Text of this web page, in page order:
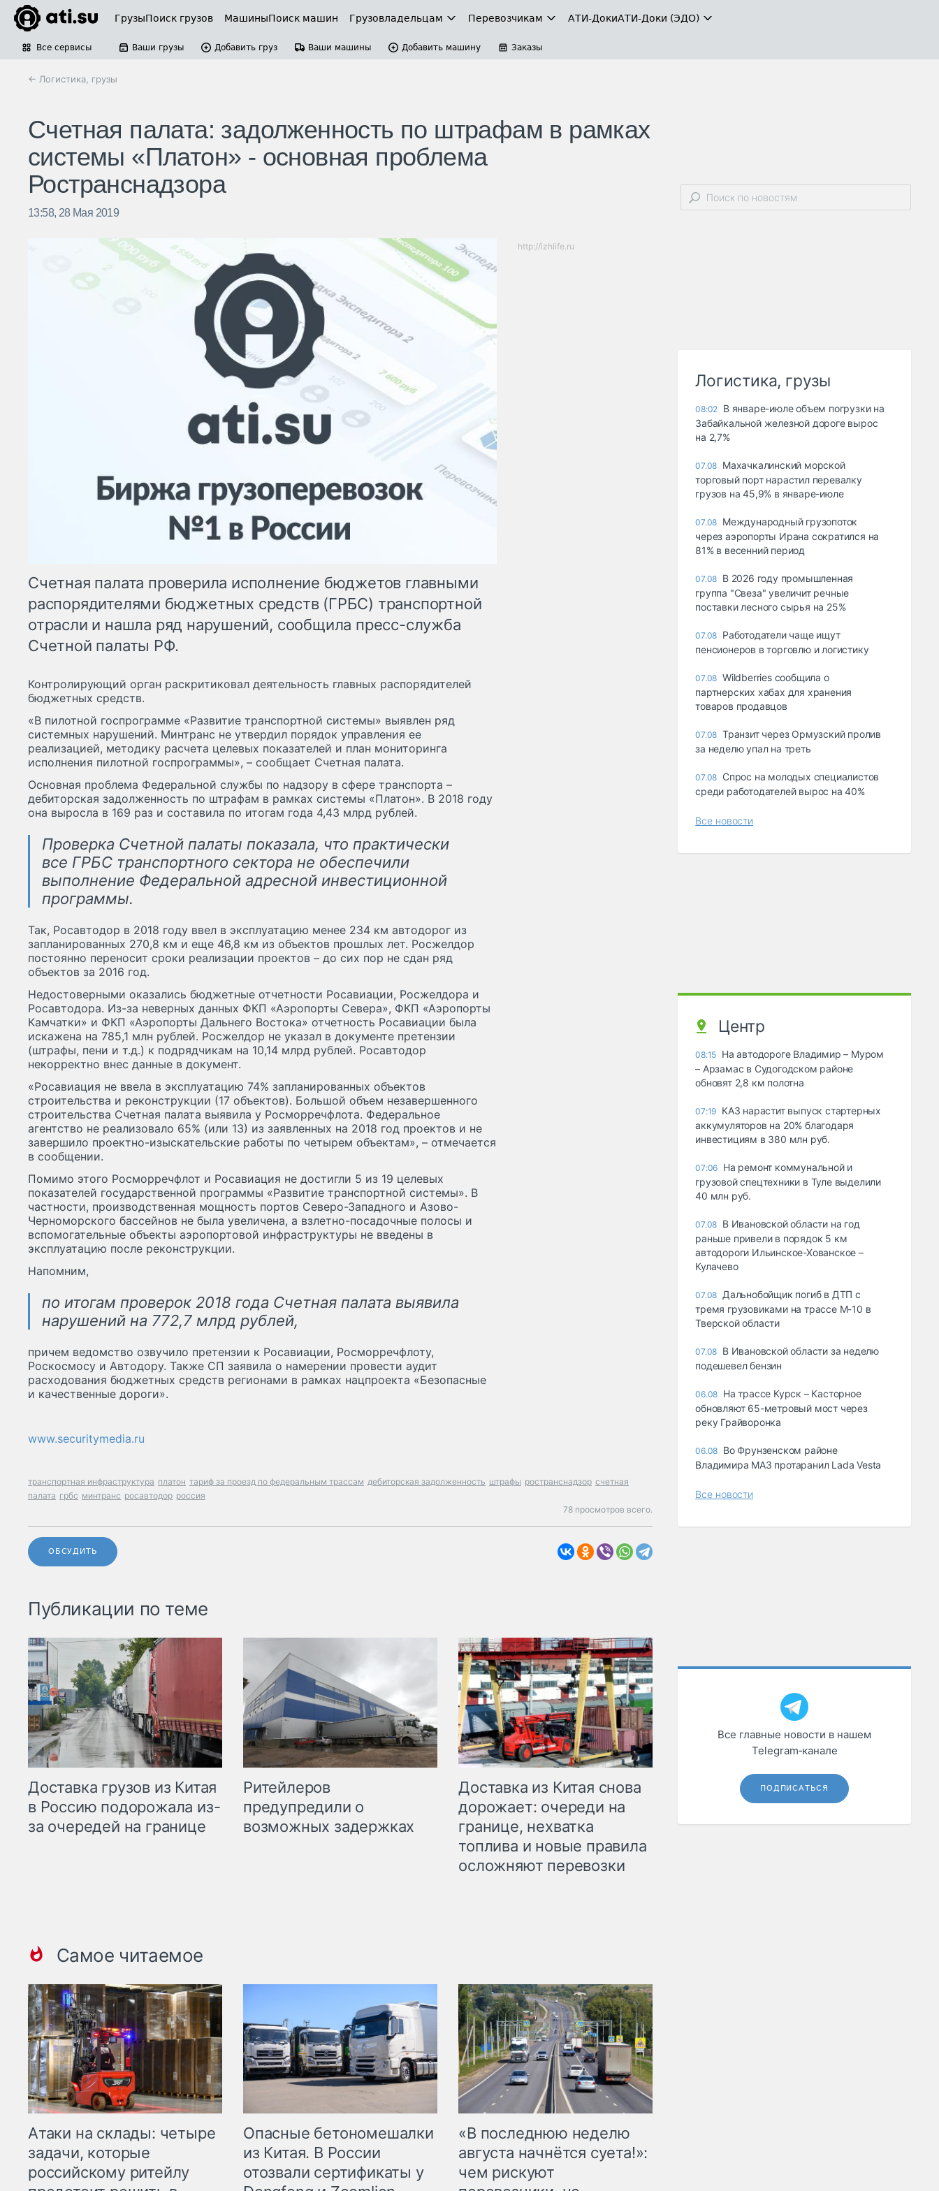
ГрузыПоиск грузов МашиныПоиск машин Грузовладельцам Перевозчикам АТИ-ДокиАТИ-Доки (ЭДО)
Все сервисы Ваши грузы Добавить груз Ваши машины Добавить машину Заказы
← Логистика, грузы
Счетная палата: задолженность по штрафам в рамках
системы «Платон» - основная проблема
Ространснадзора
13:58, 28 Мая 2019
http://izhlife.ru
Счетная палата проверила исполнение бюджетов главными
распорядителями бюджетных средств (ГРБС) транспортной
отрасли и нашла ряд нарушений, сообщила пресс-служба
Счетной палаты РФ.
Контролирующий орган раскритиковал деятельность главных распорядителей
бюджетных средств.
«В пилотной госпрограмме «Развитие транспортной системы» выявлен ряд
системных нарушений. Минтранс не утвердил порядок управления ее
реализацией, методику расчета целевых показателей и план мониторинга
исполнения пилотной госпрограммы», – сообщает Счетная палата.
Основная проблема Федеральной службы по надзору в сфере транспорта –
дебиторская задолженность по штрафам в рамках системы «Платон». В 2018 году
она выросла в 169 раз и составила по итогам года 4,43 млрд рублей.
Проверка Счетной палаты показала, что практически
все ГРБС транспортного сектора не обеспечили
выполнение Федеральной адресной инвестиционной
программы.
Так, Росавтодор в 2018 году ввел в эксплуатацию менее 234 км автодорог из
запланированных 270,8 км и еще 46,8 км из объектов прошлых лет. Росжелдор
постоянно переносит сроки реализации проектов – до сих пор не сдан ряд
объектов за 2016 год.
Недостоверными оказались бюджетные отчетности Росавиации, Росжелдора и
Росавтодора. Из-за неверных данных ФКП «Аэропорты Севера», ФКП «Аэропорты
Камчатки» и ФКП «Аэропорты Дальнего Востока» отчетность Росавиации была
искажена на 785,1 млн рублей. Росжелдор не указал в документе претензии
(штрафы, пени и т.д.) к подрядчикам на 10,14 млрд рублей. Росавтодор
некорректно внес данные в документ.
«Росавиация не ввела в эксплуатацию 74% запланированных объектов
строительства и реконструкции (17 объектов). Большой объем незавершенного
строительства Счетная палата выявила у Росморречфлота. Федеральное
агентство не реализовало 65% (или 13) из заявленных на 2018 год проектов и не
завершило проектно-изыскательские работы по четырем объектам», – отмечается
в сообщении.
Помимо этого Росморречфлот и Росавиация не достигли 5 из 19 целевых
показателей государственной программы «Развитие транспортной системы». В
частности, производственная мощность портов Северо-Западного и Азово-
Черноморского бассейнов не была увеличена, а взлетно-посадочные полосы и
вспомогательные объекты аэропортовой инфраструктуры не введены в
эксплуатацию после реконструкции.
Напомним,
по итогам проверок 2018 года Счетная палата выявила
нарушений на 772,7 млрд рублей,
причем ведомство озвучило претензии к Росавиации, Росморречфлоту,
Роскосмосу и Автодору. Также СП заявила о намерении провести аудит
расходования бюджетных средств регионами в рамках нацпроекта «Безопасные
и качественные дороги».
www.securitymedia.ru
транспортная инфраструктура платон тариф за проезд по федеральным трассам дебиторская задолженность штрафы ространснадзор счетная
палата грбс минтранс росавтодор россия
78 просмотров всего.
ОБСУДИТЬ
Публикации по теме
Доставка грузов из Китая
в Россию подорожала из-
за очередей на границе
Ритейлеров
предупредили о
возможных задержках
Доставка из Китая снова
дорожает: очереди на
границе, нехватка
топлива и новые правила
осложняют перевозки
Самое читаемое
Атаки на склады: четыре
задачи, которые
российскому ритейлу
Опасные бетономешалки
из Китая. В России
отозвали сертификаты у
«В последнюю неделю
августа начнётся суета!»:
чем рискуют
Логистика, грузы
08:02 В январе-июле объем погрузки на
Забайкальной железной дороге вырос
на 2,7%
07.08 Махачкалинский морской
торговый порт нарастил перевалку
грузов на 45,9% в январе-июле
07.08 Международный грузопоток
через аэропорты Ирана сократился на
81% в весенний период
07.08 В 2026 году промышленная
группа "Свеза" увеличит речные
поставки лесного сырья на 25%
07.08 Работодатели чаще ищут
пенсионеров в торговлю и логистику
07.08 Wildberries сообщила о
партнерских хабах для хранения
товаров продавцов
07.08 Транзит через Ормузский пролив
за неделю упал на треть
07.08 Спрос на молодых специалистов
среди работодателей вырос на 40%
Все новости
Центр
08:15 На автодороге Владимир – Муром
– Арзамас в Судогодском районе
обновят 2,8 км полотна
07:19 КАЗ нарастит выпуск стартерных
аккумуляторов на 20% благодаря
инвестициям в 380 млн руб.
07:06 На ремонт коммунальной и
грузовой спецтехники в Туле выделили
40 млн руб.
07.08 В Ивановской области на год
раньше привели в порядок 5 км
автодороги Ильинское-Хованское –
Кулачево
07.08 Дальнобойщик погиб в ДТП с
тремя грузовиками на трассе М-10 в
Тверской области
07.08 В Ивановской области за неделю
подешевел бензин
06.08 На трассе Курск – Касторное
обновляют 65-метровый мост через
реку Грайворонка
06.08 Во Фрунзенском районе
Владимира МАЗ протаранил Lada Vesta
Все новости
Все главные новости в нашем
Telegram‑канале
ПОДПИСАТЬСЯ